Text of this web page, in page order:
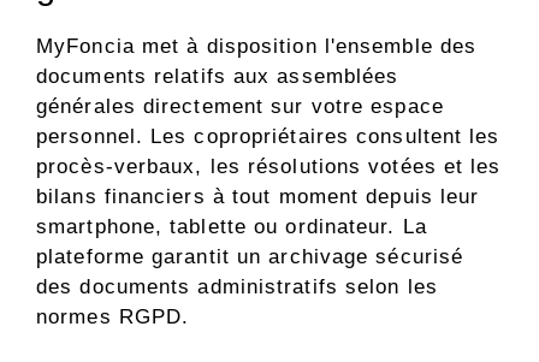
MyFoncia met à disposition l'ensemble des
documents relatifs aux assemblées
générales directement sur votre espace
personnel. Les copropriétaires consultent les
procès-verbaux, les résolutions votées et les
bilans financiers à tout moment depuis leur
smartphone, tablette ou ordinateur. La
plateforme garantit un archivage sécurisé
des documents administratifs selon les
normes RGPD.